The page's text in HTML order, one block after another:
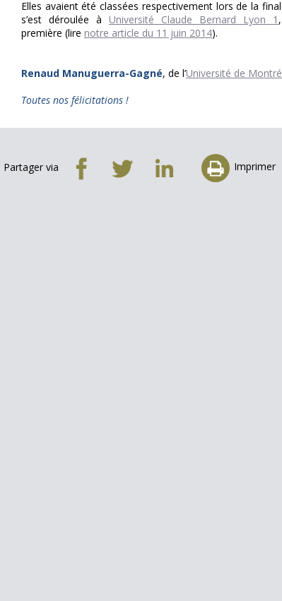
Elles avaient été classées respectivement lors de la
s’est déroulée à Université Claude Bernard Lyon 1
première (lire notre article du 11 juin 2014).
Renaud Manuguerra-Gagné, de l’Université de
Toutes nos félicitations !
Partager via Imprimer